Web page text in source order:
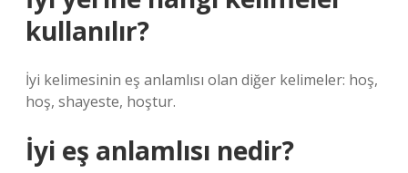
kullanılır?
İyi kelimesinin eş anlamlısı olan diğer kelimeler: hoş,
hoş, shayeste, hoştur.
İyi eş anlamlısı nedir?